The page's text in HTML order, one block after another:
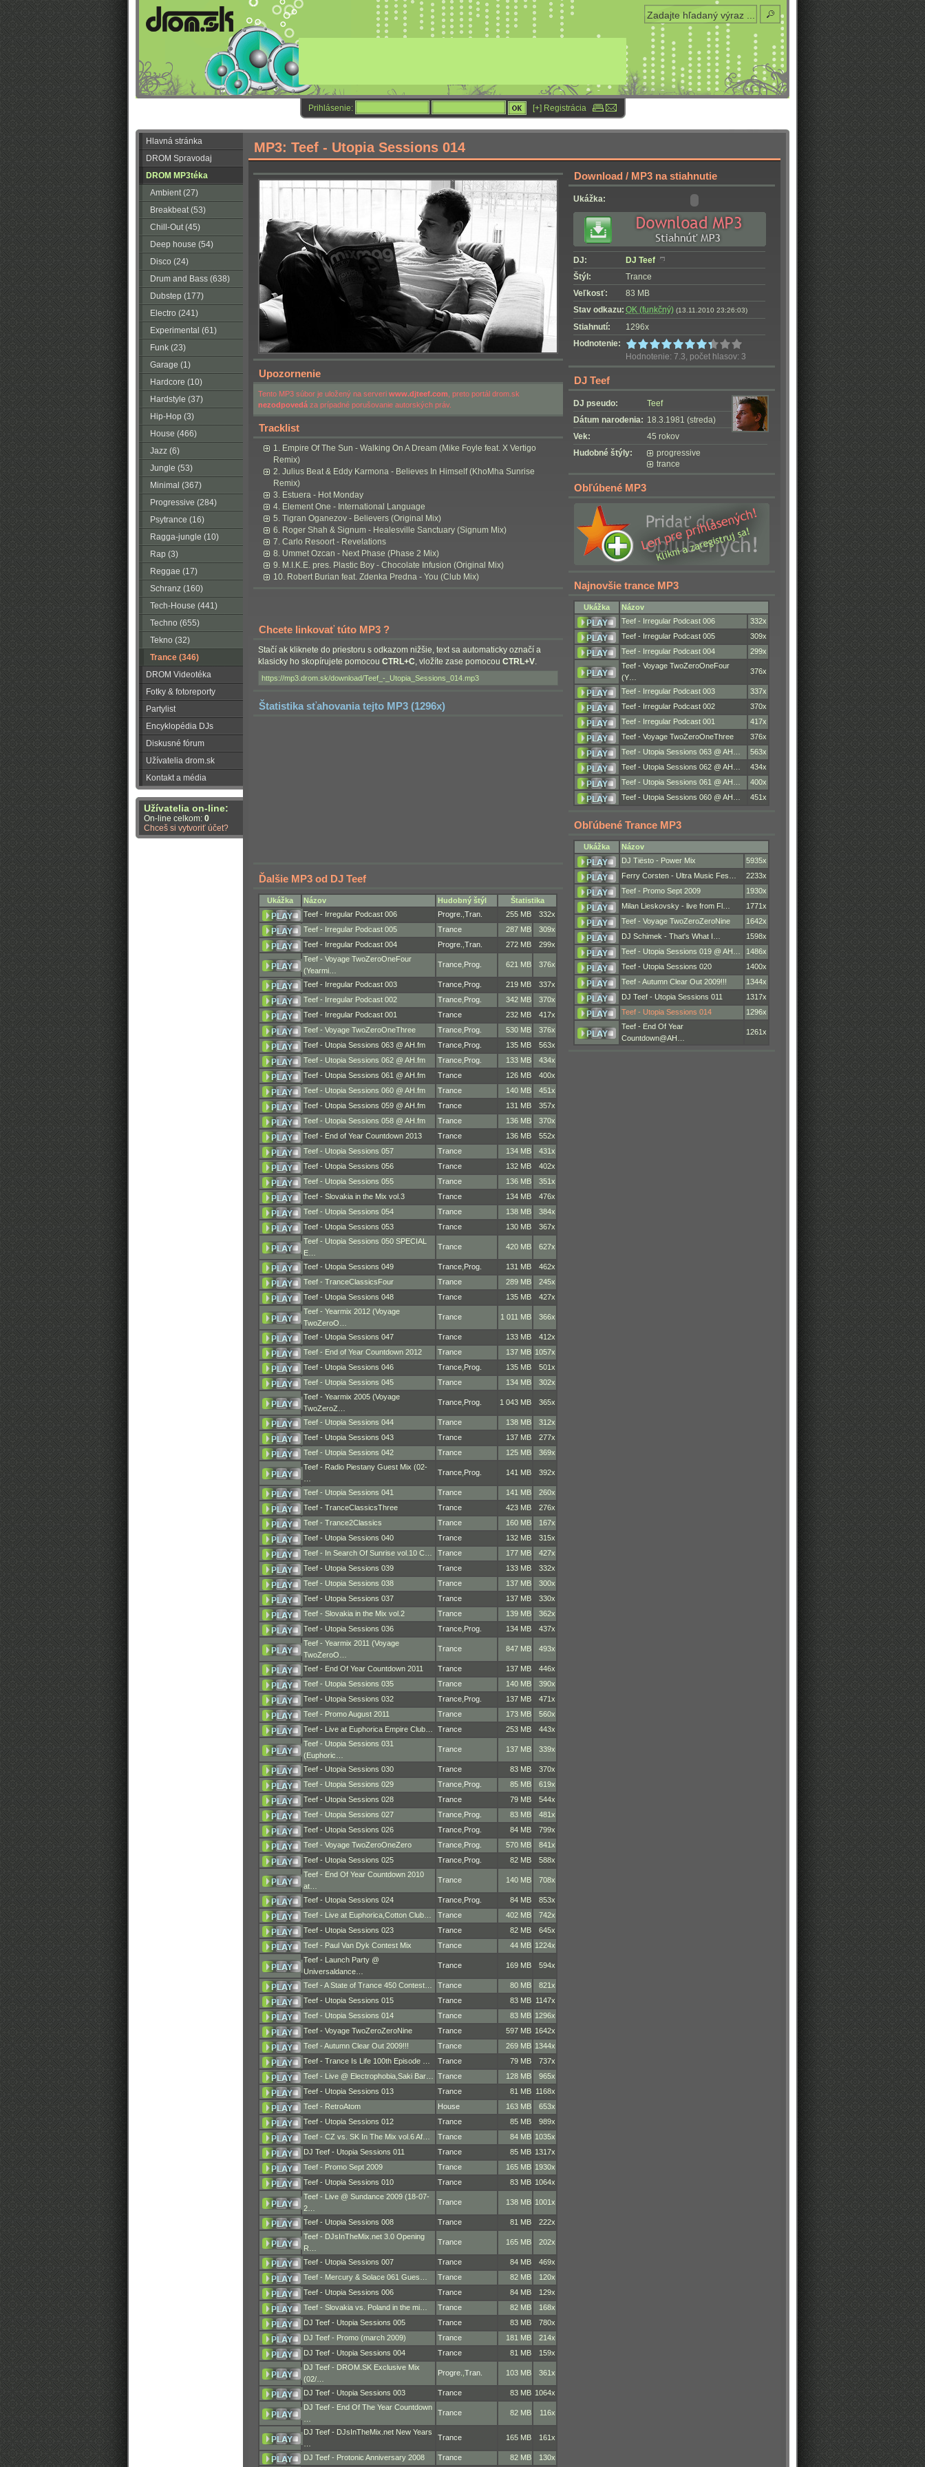
Prihlásenie: [+] Registrácia
Hlavná stránka
DROM Spravodaj
DROM MP3téka
Ambient (27)
Breakbeat (53)
Chill-Out (45)
Deep house (54)
Disco (24)
Drum and Bass (638)
Dubstep (177)
Electro (241)
Experimental (61)
Funk (23)
Garage (1)
Hardcore (10)
Hardstyle (37)
Hip-Hop (3)
House (466)
Jazz (6)
Jungle (53)
Minimal (367)
Progressive (284)
Psytrance (16)
Ragga-jungle (10)
Rap (3)
Reggae (17)
Schranz (160)
Tech-House (441)
Techno (655)
Tekno (32)
Trance (346)
DROM Videotéka
Fotky & fotoreporty
Partylist
Encyklopédia DJs
Diskusné fórum
Užívatelia drom.sk
Kontakt a média
Užívatelia on-line:
On-line celkom: 0
Chceš si vytvoriť účet?
MP3: Teef - Utopia Sessions 014
Upozornenie
Tento MP3 súbor je uložený na serveri www.djteef.com , preto portál drom.sk
nezodpovedá za prípadné porušovanie autorských práv.
Tracklist
1. Empire Of The Sun - Walking On A Dream (Mike Foyle feat. X Vertigo
Remix)
2. Julius Beat & Eddy Karmona - Believes In Himself (KhoMha Sunrise
Remix)
3. Estuera - Hot Monday
4. Element One - International Language
5. Tigran Oganezov - Believers (Original Mix)
6. Roger Shah & Signum - Healesville Sanctuary (Signum Mix)
7. Carlo Resoort - Revelations
8. Ummet Ozcan - Next Phase (Phase 2 Mix)
9. M.I.K.E. pres. Plastic Boy - Chocolate Infusion (Original Mix)
10. Robert Burian feat. Zdenka Predna - You (Club Mix)
Chcete linkovať túto MP3 ?
Stačí ak kliknete do priestoru s odkazom nižšie, text sa automaticky označí a
klasicky ho skopírujete pomocou CTRL+C, vložíte zase pomocou CTRL+V.
Štatistika sťahovania tejto MP3 (1296x)
Ďalšie MP3 od DJ Teef
Ukážka Názov Hudobný štýl
Štatistika
Teef - Irregular Podcast 006
Progre. Tran. 255 MB
332x
Teef - Irregular Podcast 005
Trance 287 MB
309x
Teef - Irregular Podcast 004
Progre. Tran. 272 MB
299x
Teef - Voyage TwoZeroOneFour
(Yearmi…
Trance Prog. 621 MB 376x
Teef - Irregular Podcast 003 Trance Prog. 219 MB
337x
Teef - Irregular Podcast 002
Trance Prog. 342 MB
370x
Teef - Irregular Podcast 001
Trance 232 MB
417x
Teef - Voyage TwoZeroOneThree
Trance Prog. 530 MB
376x
Teef - Utopia Sessions 063 @ AH.fm
Trance Prog. 135 MB
563x
Teef - Utopia Sessions 062 @ AH.fm
Trance Prog. 133 MB
434x
Teef - Utopia Sessions 061 @ AH.fm
Trance 126 MB
400x
Teef - Utopia Sessions 060 @ AH.fm
Trance 140 MB
451x
Teef - Utopia Sessions 059 @ AH.fm
Trance 131 MB
357x
Teef - Utopia Sessions 058 @ AH.fm
Trance 136 MB
370x
Teef - End of Year Countdown 2013
Trance 136 MB
552x
Teef - Utopia Sessions 057
Trance 134 MB
431x
Teef - Utopia Sessions 056
Trance 132 MB
402x
Teef - Utopia Sessions 055
Trance 136 MB
351x
Teef - Slovakia in the Mix vol.3
Trance 134 MB
476x
Teef - Utopia Sessions 054
Trance 138 MB
384x
Teef - Utopia Sessions 053
Trance 130 MB
367x
Teef - Utopia Sessions 050 SPECIAL
E…
Trance 420 MB 627x
Teef - Utopia Sessions 049 Trance Prog. 131 MB
462x
Teef - TranceClassicsFour
Trance 289 MB
245x
Teef - Utopia Sessions 048
Trance 135 MB
427x
Teef - Yearmix 2012 (Voyage
TwoZeroO…
Trance 1 011 MB 366x
Teef - Utopia Sessions 047 Trance 133 MB
412x
Teef - End of Year Countdown 2012
Trance 137 MB 1057x
Teef - Utopia Sessions 046
Trance Prog. 135 MB
501x
Teef - Utopia Sessions 045
Trance 134 MB
302x
Teef - Yearmix 2005 (Voyage
TwoZeroZ…
Trance Prog. 1 043 MB 365x
Teef - Utopia Sessions 044 Trance 138 MB
312x
Teef - Utopia Sessions 043
Trance 137 MB
277x
Teef - Utopia Sessions 042
Trance 125 MB
369x
Teef - Radio Piestany Guest Mix (02-
Trance Prog. 141 MB 392x
Teef - Utopia Sessions 041 Trance 141 MB
260x
Teef - TranceClassicsThree
Trance 423 MB
276x
Teef - Trance2Classics
Trance 160 MB
167x
Teef - Utopia Sessions 040
Trance 132 MB
315x
Teef - In Search Of Sunrise vol.10 C…
Trance 177 MB
427x
Teef - Utopia Sessions 039
Trance 133 MB
332x
Teef - Utopia Sessions 038
Trance 137 MB
300x
Teef - Utopia Sessions 037
Trance 137 MB
330x
Teef - Slovakia in the Mix vol.2
Trance 139 MB
362x
Teef - Utopia Sessions 036
Trance Prog. 134 MB
437x
Teef - Yearmix 2011 (Voyage
TwoZeroO…
Trance 847 MB 493x
Teef - End Of Year Countdown 2011 Trance 137 MB
446x
Teef - Utopia Sessions 035
Trance 140 MB
390x
Teef - Utopia Sessions 032
Trance Prog. 137 MB
471x
Teef - Promo August 2011
Trance 173 MB
560x
Teef - Live at Euphorica Empire Club…
Trance 253 MB
443x
Teef - Utopia Sessions 031
(Euphoric…
Trance 137 MB 339x
Teef - Utopia Sessions 030 Trance 83 MB
370x
Teef - Utopia Sessions 029
Trance Prog. 85 MB
619x
Teef - Utopia Sessions 028
Trance 79 MB
544x
Teef - Utopia Sessions 027
Trance Prog. 83 MB
481x
Teef - Utopia Sessions 026
Trance Prog. 84 MB
799x
Teef - Voyage TwoZeroOneZero
Trance Prog. 570 MB
841x
Teef - Utopia Sessions 025
Trance Prog. 82 MB
588x
Teef - End Of Year Countdown 2010
at…
Trance 140 MB 708x
Teef - Utopia Sessions 024 Trance Prog. 84 MB
853x
Teef - Live at Euphorica,Cotton Club…
Trance 402 MB
742x
Teef - Utopia Sessions 023
Trance 82 MB
645x
Teef - Paul Van Dyk Contest Mix
Trance 44 MB 1224x
Teef - Launch Party @
Universaldance…
Trance 169 MB 594x
Teef - A State of Trance 450 Contest… Trance 80 MB
821x
Teef - Utopia Sessions 015
Trance 83 MB 1147x
Teef - Utopia Sessions 014
Trance 83 MB 1296x
Teef - Voyage TwoZeroZeroNine
Trance 597 MB 1642x
Teef - Autumn Clear Out 2009!!!
Trance 269 MB 1344x
Teef - Trance Is Life 100th Episode …
Trance 79 MB
737x
Teef - Live @ Electrophobia,Saki Bar…
Trance 128 MB
965x
Teef - Utopia Sessions 013
Trance 81 MB 1168x
Teef - RetroAtom
House 163 MB
653x
Teef - Utopia Sessions 012
Trance 85 MB
989x
Teef - CZ vs. SK In The Mix vol.6 Af…
Trance 84 MB 1035x
DJ Teef - Utopia Sessions 011
Trance 85 MB 1317x
Teef - Promo Sept 2009
Trance 165 MB 1930x
Teef - Utopia Sessions 010
Trance 83 MB 1064x
Teef - Live @ Sundance 2009 (18-07-
2…
Trance 138 MB 1001x
Teef - Utopia Sessions 008 Trance 81 MB
222x
Teef - DJsInTheMix.net 3.0 Opening
R…
Trance 165 MB 202x
Teef - Utopia Sessions 007 Trance 84 MB
469x
Teef - Mercury & Solace 061 Gues…
Trance 82 MB
120x
Teef - Utopia Sessions 006
Trance 84 MB
129x
Teef - Slovakia vs. Poland in the mi…
Trance 82 MB
168x
DJ Teef - Utopia Sessions 005
Trance 83 MB
780x
DJ Teef - Promo (march 2009)
Trance 181 MB
214x
DJ Teef - Utopia Sessions 004
Trance 81 MB
159x
DJ Teef - DROM.SK Exclusive Mix
(02/…
Progre. Tran. 103 MB 361x
DJ Teef - Utopia Sessions 003 Trance 83 MB 1064x
DJ Teef - End Of The Year Countdown
Trance 82 MB 116x
DJ Teef - DJsInTheMix.net New Years
Trance 165 MB 161x
DJ Teef - Protonic Anniversary 2008 Trance 82 MB 130x
Download / MP3 na stiahnutie
Ukážka:
DJ: DJ Teef
Štýl:
Trance
Veľkosť:
83 MB
Stav odkazu: OK (funkčný) (13.11.2010 23:26:03)
Stiahnutí:
1296x
Hodnotenie:
Hodnotenie: 7.3, počet hlasov: 3
DJ Teef
DJ pseudo:
Teef
Dátum narodenia: 18.3.1981 (streda)
Vek:
45 rokov
Hudobné štýly:
progressive
trance
Obľúbené MP3
Najnovšie trance MP3
Ukážka
Názov
Teef - Irregular Podcast 006
332x
Teef - Irregular Podcast 005
309x
Teef - Irregular Podcast 004
299x
Teef - Voyage TwoZeroOneFour
(Y…
376x
Teef - Irregular Podcast 003
337x
Teef - Irregular Podcast 002
370x
Teef - Irregular Podcast 001
417x
Teef - Voyage TwoZeroOneThree
376x
Teef - Utopia Sessions 063 @ AH…
563x
Teef - Utopia Sessions 062 @ AH…
434x
Teef - Utopia Sessions 061 @ AH…
400x
Teef - Utopia Sessions 060 @ AH…
451x
Obľúbené Trance MP3
Ukážka
Názov
DJ Tiësto - Power Mix
5935x
Ferry Corsten - Ultra Music Fes…
2233x
Teef - Promo Sept 2009
1930x
Milan Lieskovsky - live from Fl…
1771x
Teef - Voyage TwoZeroZeroNine
1642x
DJ Schimek - That's What I…
1598x
Teef - Utopia Sessions 019 @ AH…
1486x
Teef - Utopia Sessions 020
1400x
Teef - Autumn Clear Out 2009!!!
1344x
DJ Teef - Utopia Sessions 011
1317x
Teef - Utopia Sessions 014
1296x
Teef - End Of Year
Countdown@AH…
1261x